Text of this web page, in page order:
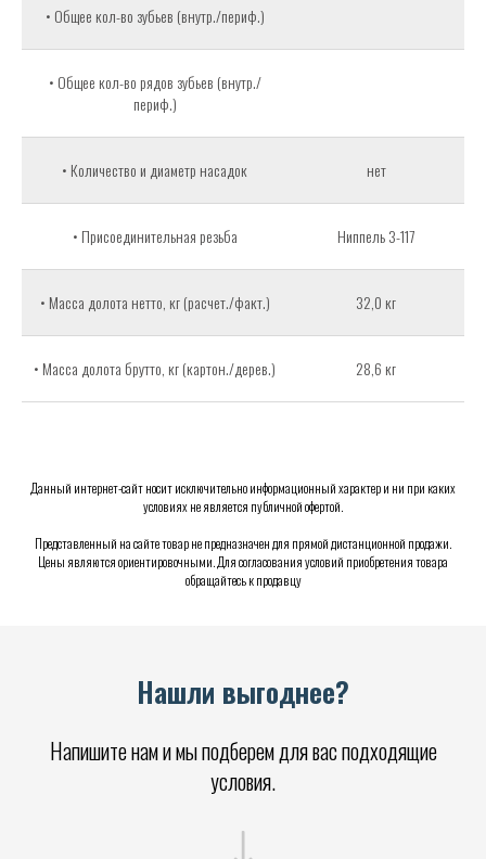
• Общее кол-во зубьев (внутр./периф.)
• Общее кол-во рядов зубьев (внутр./
периф.)
• Количество и диаметр насадок нет
• Присоединительная резьба Ниппель 3-117
• Масса долота нетто, кг (расчет./факт.) 32,0 кг
• Масса долота брутто, кг (картон./дерев.) 28,6 кг
Данный интернет-сайт носит исключительно информационный характер и ни при каких
условиях не является публичной офертой.
Представленный на сайте товар не предназначен для прямой дистанционной продажи.
Цены являются ориентировочными. Для согласования условий приобретения товара
обращайтесь к продавцу
Нашли выгоднее?
Напишите нам и мы подберем для вас подходящие
условия.